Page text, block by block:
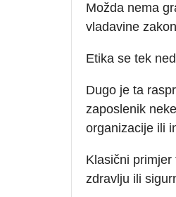
Možda nema
vladavine
Etika se tek
Dugo je ta
zaposlenik
organizacije ili
Klasični
zdravlju ili